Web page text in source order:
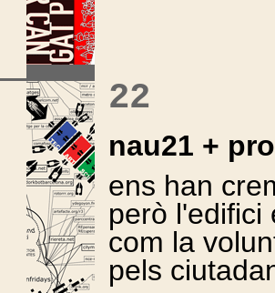
.
22
nau21 +
ens han
però l'edifici
com la
pels